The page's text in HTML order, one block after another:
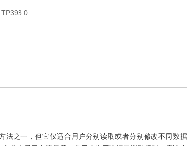
TP393.0
法之一，但它仅适合用户分别读取或者分别修改不同数